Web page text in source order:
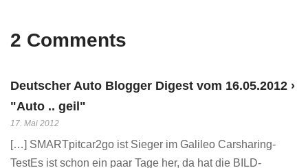
2 Comments
Deutscher Auto Blogger Digest vom 16.05.2012 ›
"Auto .. geil"
17. Mai 2012
[…] SMARTpitcar2go ist Sieger im Galileo Carsharing-
TestEs ist schon ein paar Tage her, da hat die BILD-